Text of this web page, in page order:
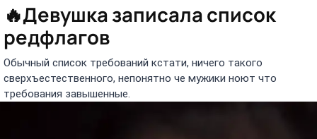
🔥Девушка записала список
редфлагов
Обычный список требований кстати, ничего такого
сверхъестественного, непонятно че мужики ноют что
требования завышенные.